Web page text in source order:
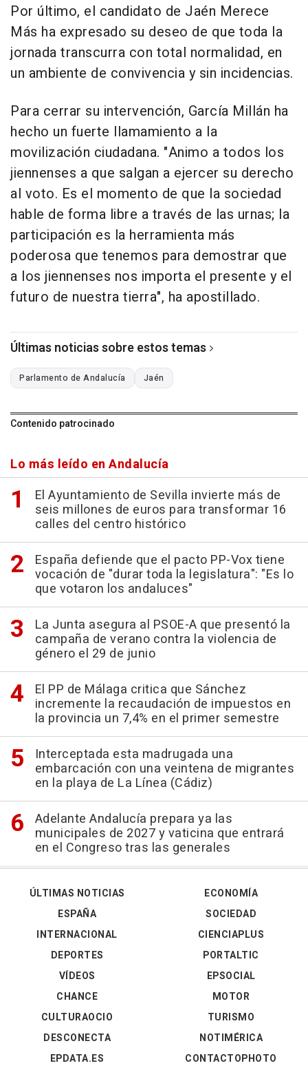
Por último, el candidato de Jaén Merece
Más ha expresado su deseo de que toda la
jornada transcurra con total normalidad, en
un ambiente de convivencia y sin incidencias.
Para cerrar su intervención, García Millán ha
hecho un fuerte llamamiento a la
movilización ciudadana. "Animo a todos los
jiennenses a que salgan a ejercer su derecho
al voto. Es el momento de que la sociedad
hable de forma libre a través de las urnas; la
participación es la herramienta más
poderosa que tenemos para demostrar que
a los jiennenses nos importa el presente y el
futuro de nuestra tierra", ha apostillado.
Últimas noticias sobre estos temas
Parlamento de Andalucía Jaén
Contenido patrocinado
Lo más leído en Andalucía
El Ayuntamiento de Sevilla invierte más de
seis millones de euros para transformar 16
calles del centro histórico
España defiende que el pacto PP-Vox tiene
vocación de "durar toda la legislatura": "Es lo
que votaron los andaluces"
La Junta asegura al PSOE-A que presentó la
campaña de verano contra la violencia de
género el 29 de junio
El PP de Málaga critica que Sánchez
incremente la recaudación de impuestos en
la provincia un 7,4% en el primer semestre
Interceptada esta madrugada una
embarcación con una veintena de migrantes
en la playa de La Línea (Cádiz)
Adelante Andalucía prepara ya las
municipales de 2027 y vaticina que entrará
en el Congreso tras las generales
ÚLTIMAS NOTICIAS
ESPAÑA
INTERNACIONAL
DEPORTES
VÍDEOS
ECONOMÍA
SOCIEDAD
CIENCIAPLUS
PORTALTIC
EPSOCIAL
CHANCE
CULTURAOCIO
DESCONECTA
EPDATA.ES
MOTOR
TURISMO
NOTIMÉRICA
CONTACTOPHOTO